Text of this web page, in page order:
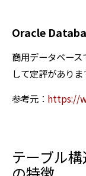
Oracle
商用データベー
して定評がありま
参考元： https://
テーブル